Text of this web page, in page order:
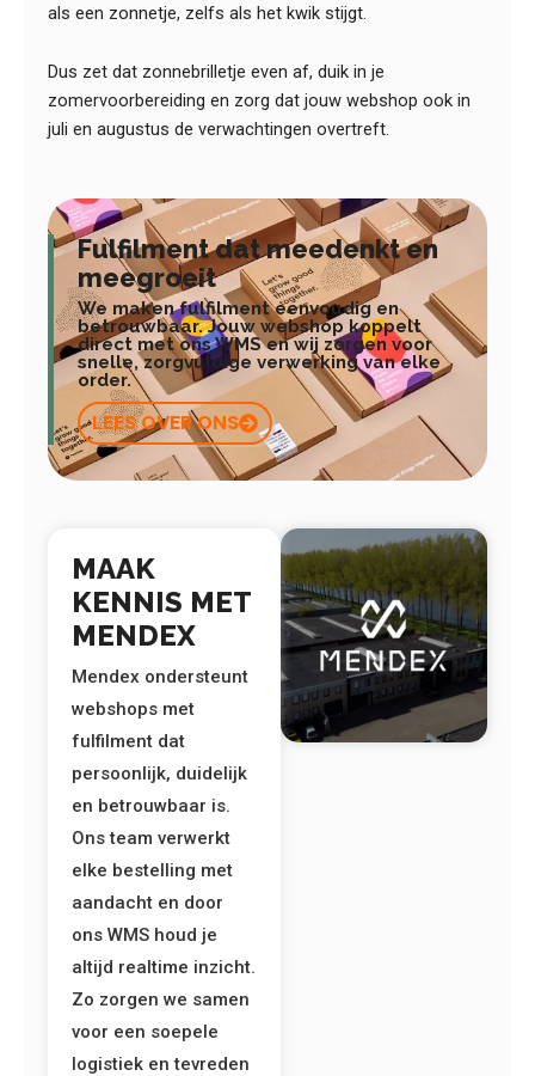
als een zonnetje, zelfs als het kwik stijgt.
Dus zet dat zonnebrilletje even af, duik in je
zomervoorbereiding en zorg dat jouw webshop ook in
juli en augustus de verwachtingen overtreft.
Fulfilment dat meedenkt en
meegroeit
We maken fulfilment eenvoudig en
betrouwbaar. Jouw webshop koppelt
direct met ons WMS en wij zorgen voor
snelle, zorgvuldige verwerking van elke
order.
LEES OVER ONS
MAAK
KENNIS MET
MENDEX
Mendex ondersteunt
webshops met
fulfilment dat
persoonlijk, duidelijk
en betrouwbaar is.
Ons team verwerkt
elke bestelling met
aandacht en door
ons WMS houd je
altijd realtime inzicht.
Zo zorgen we samen
voor een soepele
logistiek en tevreden